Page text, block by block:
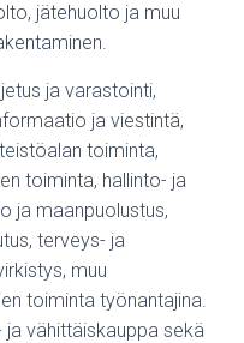
jätehuolto ja muu
ja varastointi,
ja viestintä,
toiminta,
toiminta, hallinto- ja
ja maanpuolustus,
terveys- ja
muu
toiminta työnantajina.
ja vähittäiskauppa sekä